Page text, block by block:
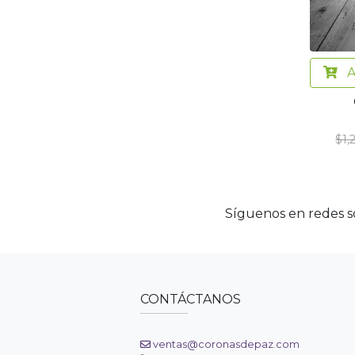
Síguenos en redes
CONTÁCTANOS
ventas@coronasdepaz.com